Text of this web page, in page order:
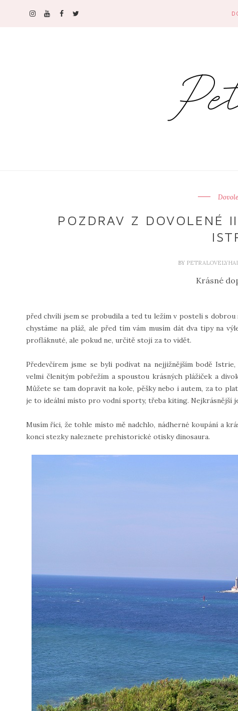
POZDRAV Z DOVOLENÉ
BY
Krásné
před chvíli jsem se probudila a ted tu ležím v posteli s
chystáme na pláž, ale před tím vám musím dát dva tipy na
profláknuté, ale pokud ne, určitě stojí za to vidět.
Předevčírem jsme se byli podívat na nejjižnějším bodě
velmi členitým pobřežím a spoustou krásných plážiček a
Můžete se tam dopravit na kole, pěšky nebo i autem, za to
je to ideální místo pro vodní sporty, třeba kiting. Nejkrásnější
Musím říci, že tohle místo mě nadchlo, nádherné koupání a
konci stezky naleznete prehistorické otisky dinosaura.